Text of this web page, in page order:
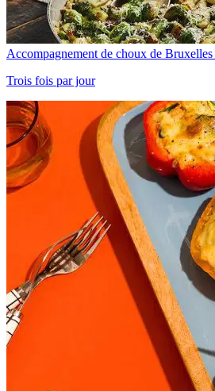
Accompagnement de choux de Bruxelles
Trois fois par jour